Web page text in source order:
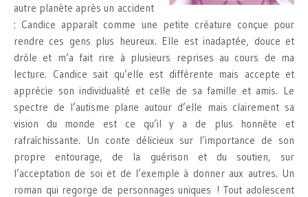
autre planète après un accident
: Candice apparaît comme une petite créature conçue pour
rendre ces gens plus heureux. Elle est inadaptée, douce et
drôle et m’a fait rire à plusieurs reprises au cours de ma
lecture. Candice sait qu’elle est différente mais accepte et
apprécie son individualité et celle de sa famille et amis. Le
spectre de l’autisme plane autour d’elle mais clairement sa
vision du monde est ce qu’il y a de plus honnête et
rafraîchissante. Un conte délicieux sur l’importance de son
propre entourage, de la guérison et du soutien, sur
l’acceptation de soi et de l’exemple à donner aux autres. Un
roman qui regorge de personnages uniques ! Tout adolescent